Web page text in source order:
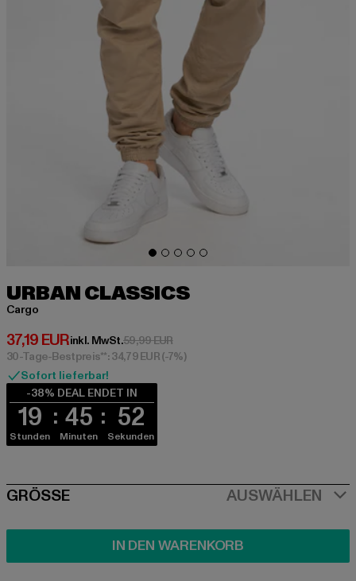
URBAN CLASSICS
Cargo
37,19 EUR
Derzeitiger Preis: 37,19 EUR
inkl. MwSt.59,99 EURAktionspreis: 59,99 EUR
30-Tage-Bestpreis**: 34,79 EUR(-7%)
Sofort lieferbar!
-38% DEAL ENDET IN
19
Stunden
45
Minuten
51
Sekunden
SIZE
GRÖSSE AUSWÄHLEN
IN DEN WARENKORB